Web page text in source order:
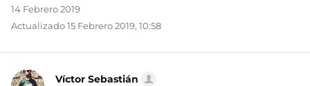
14 Febrero 2019
Actualizado 15 Febrero 2019, 10:58
Víctor Sebastián